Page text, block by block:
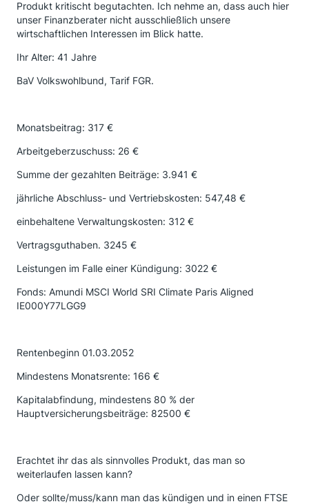
Produkt kritischt begutachten. Ich nehme an, dass auch hier
unser Finanzberater nicht ausschließlich unsere
wirtschaftlichen Interessen im Blick hatte.
Ihr Alter: 41 Jahre
BaV Volkswohlbund, Tarif FGR.
Monatsbeitrag: 317 €
Arbeitgeberzuschuss: 26 €
Summe der gezahlten Beiträge: 3.941 €
jährliche Abschluss- und Vertriebskosten: 547,48 €
einbehaltene Verwaltungskosten: 312 €
Vertragsguthaben. 3245 €
Leistungen im Falle einer Kündigung: 3022 €
Fonds: Amundi MSCI World SRI Climate Paris Aligned
IE000Y77LGG9
Rentenbeginn 01.03.2052
Mindestens Monatsrente: 166 €
Kapitalabfindung, mindestens 80 % der
Hauptversicherungsbeiträge: 82500 €
Erachtet ihr das als sinnvolles Produkt, das man so
weiterlaufen lassen kann?
Oder sollte/muss/kann man das kündigen und in einen FTSE